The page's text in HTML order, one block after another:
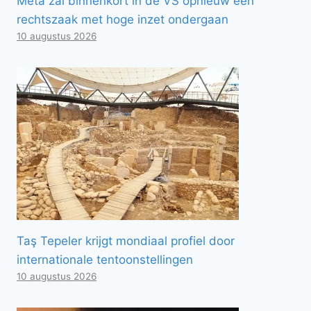
rechtszaak met hoge inzet ondergaan
10 augustus 2026
Taş Tepeler krijgt mondiaal profiel door
internationale tentoonstellingen
10 augustus 2026